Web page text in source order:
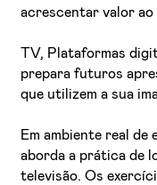
acrescentar valor ao
TV, Plataformas
prepara futuros
que utilizem a sua
Em ambiente real
aborda a prática de
televisão. Os